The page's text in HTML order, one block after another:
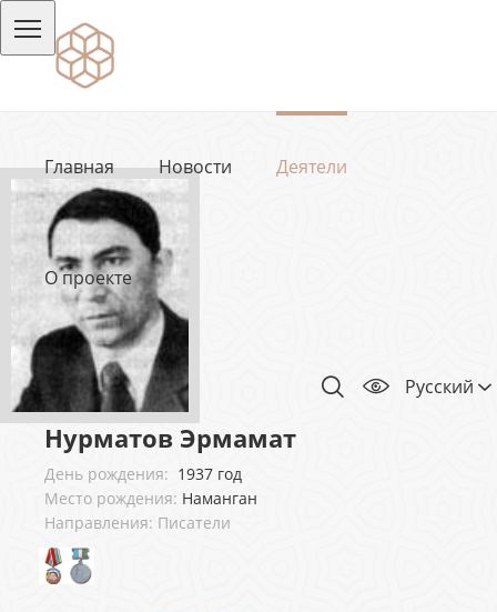
Главная Новости Деятели
О проекте
Русский
Нурматов Эрмамат
День рождения: 1937 год
Место рождения: Наманган
Направления: Писатели